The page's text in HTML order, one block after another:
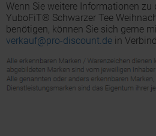
Wenn Sie weitere Informationen zu
YuboFiT® Schwarzer Tee
benötigen, können Sie sich gerne
verkauf@pro-discount.de in